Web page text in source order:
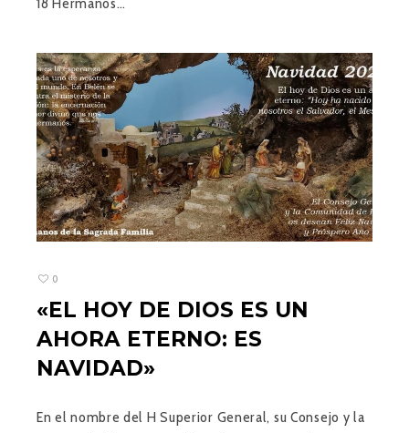
0
«EL HOY DE DIOS ES UN
AHORA ETERNO: ES
NAVIDAD»
En el nombre del H Superior General, su Consejo y la